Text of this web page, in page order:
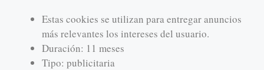
Estas cookies se utilizan para entregar anuncios
más relevantes los intereses del usuario.
Duración: 11 meses
Tipo: publicitaria